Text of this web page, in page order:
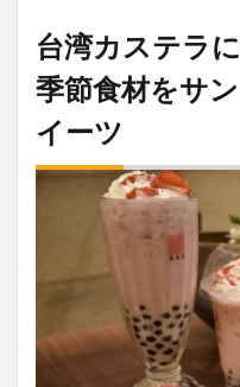
台湾カステラ
季節食材をサ
イーツ